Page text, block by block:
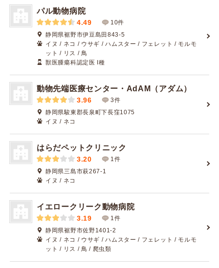
パル動物病院
4.49
10件
静岡県裾野市伊豆島田843-5
イヌ / ネコ / ウサギ / ハムスター / フェレット / モルモ
ット / リス / 鳥
獣医腫瘍科認定医 I種
動物先端医療センター・AdAM（アダム）
3.96
3件
静岡県駿東郡長泉町下長窪1075
イヌ / ネコ
はらだペットクリニック
3.20
1件
静岡県三島市萩267-1
イヌ / ネコ
イエロークリーク動物病院
3.19
1件
静岡県裾野市佐野1401-2
イヌ / ネコ / ウサギ / ハムスター / フェレット / モルモ
ット / リス / 鳥 / 爬虫類